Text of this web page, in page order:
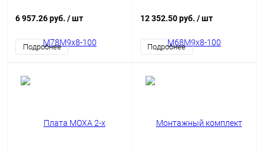
6 957.26 руб. / шт
Подробнее
12 352.50 руб. / шт
Подробнее